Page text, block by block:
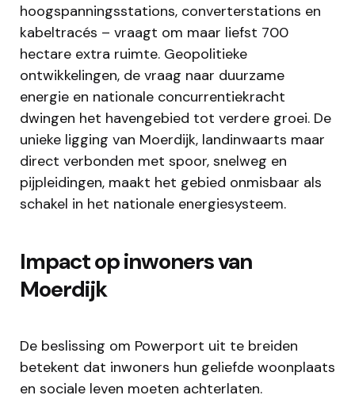
hoogspanningsstations, converterstations en
kabeltracés – vraagt om maar liefst 700
hectare extra ruimte. Geopolitieke
ontwikkelingen, de vraag naar duurzame
energie en nationale concurrentiekracht
dwingen het havengebied tot verdere groei. De
unieke ligging van Moerdijk, landinwaarts maar
direct verbonden met spoor, snelweg en
pijpleidingen, maakt het gebied onmisbaar als
schakel in het nationale energiesysteem.​
Impact op inwoners van
Moerdijk
De beslissing om Powerport uit te breiden
betekent dat inwoners hun geliefde woonplaats
en sociale leven moeten achterlaten.